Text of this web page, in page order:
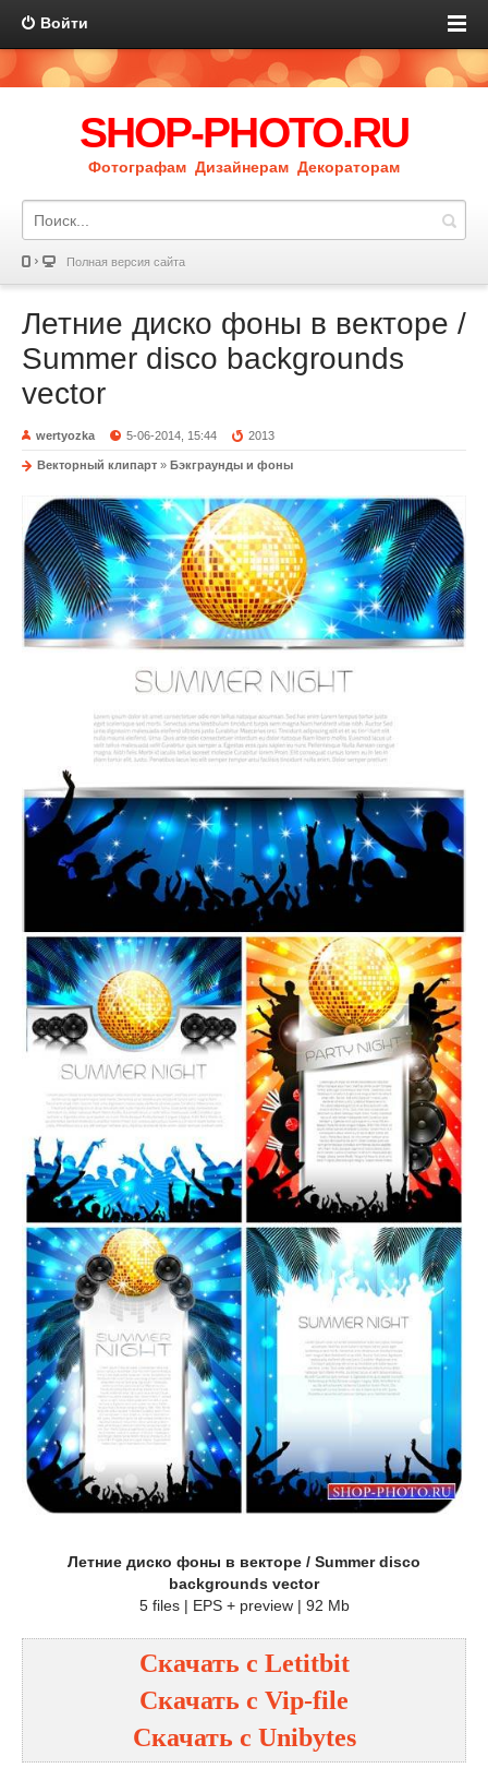
Войти
SHOP-PHOTO.RU
Фотографам Дизайнерам Декораторам
Полная версия сайта
Летние диско фоны в векторе /
Summer disco backgrounds
vector
wertyozka 5-06-2014, 15:44 2013
Векторный клипарт » Бэкграунды и фоны
Летние диско фоны в векторе / Summer disco
backgrounds vector
5 files | EPS + preview | 92 Mb
Скачать с Letitbit
Скачать с Vip-file
Скачать с Unibytes